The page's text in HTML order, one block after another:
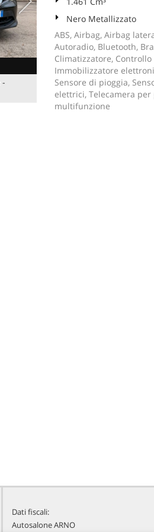
-
Nero Metallizzato
ABS, Airbag, Airbag
Autoradio, Bluetooth,
Climatizzatore, Controllo
Immobilizzatore
Sensore di pioggia,
elettrici, Telecamera
multifunzione
Dati fiscali:
Autosalone ARNO